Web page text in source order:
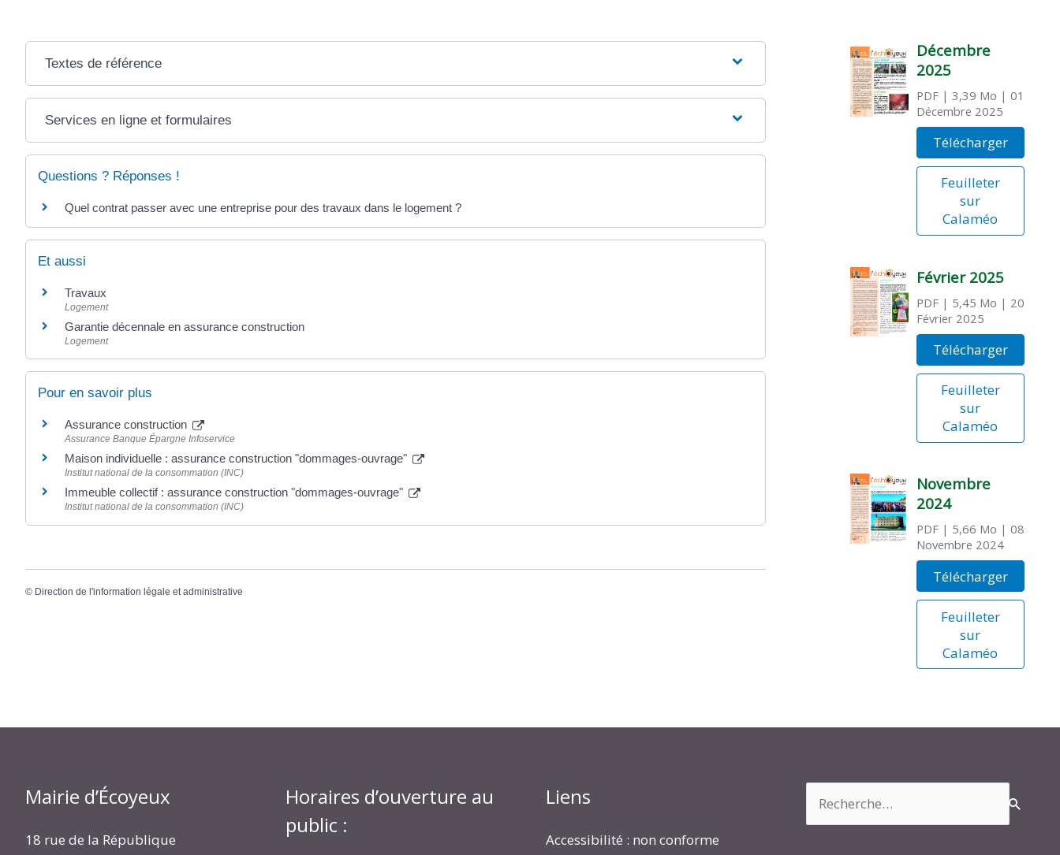
Textes de référence
Services en ligne et formulaires
Questions ? Réponses !
Quel contrat passer avec une entreprise pour des travaux dans le logement ?
Et aussi
Travaux
Logement
Garantie décennale en assurance construction
Logement
Pour en savoir plus
Assurance construction
Assurance Banque Épargne Infoservice
Maison individuelle : assurance construction "dommages-ouvrage"
Institut national de la consommation (INC)
Immeuble collectif : assurance construction "dommages-ouvrage"
Institut national de la consommation (INC)
© Direction de l'information légale et administrative
Décembre
2025
PDF| 3,39 Mo | 01
Décembre 2025
Télécharger
Feuilleter
sur
Calaméo
Février 2025
PDF| 5,45 Mo | 20
Février 2025
Télécharger
Feuilleter
sur
Calaméo
Novembre
2024
PDF| 5,66 Mo | 08
Novembre 2024
Télécharger
Feuilleter
sur
Calaméo
Mairie d’Écoyeux
18 rue de la République
Horaires d’ouverture au
public :
Liens
Accessibilité : non conforme